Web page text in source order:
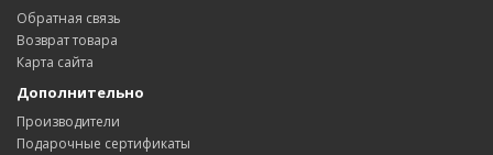
Обратная связь
Возврат товара
Карта сайта
Дополнительно
Производители
Подарочные сертификаты